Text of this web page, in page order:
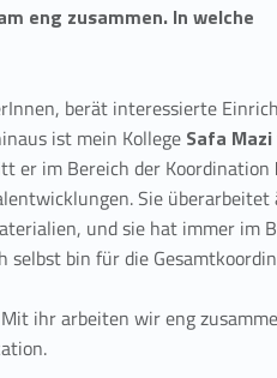
eng zusammen. In welche
berät interessierte
ist mein Kollege Safa Mazi
er im Bereich der Koordination
Sie überarbeitet
und sie hat immer im
selbst bin für die
ihr arbeiten wir eng